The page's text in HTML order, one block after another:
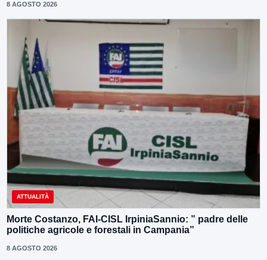
8 AGOSTO 2026
ATTUALITÀ
Morte Costanzo, FAI-CISL IrpiniaSannio: ” padre delle
politiche agricole e forestali in Campania”
8 AGOSTO 2026